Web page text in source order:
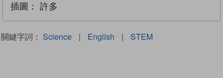
插圖：
許多
關鍵字詞： Science | English | STEM